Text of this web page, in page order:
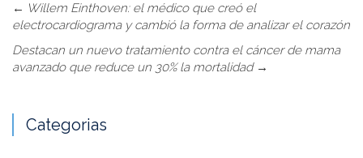
← Willem Einthoven: el médico que creó el
electrocardiograma y cambió la forma de analizar el corazón
Destacan un nuevo tratamiento contra el cáncer de mama
avanzado que reduce un 30% la mortalidad →
Categorias